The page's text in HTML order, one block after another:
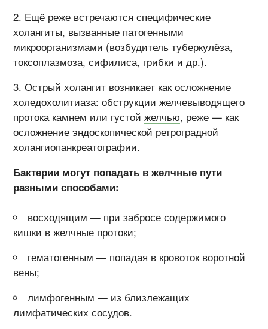
Ещё реже встречаются специфические
холангиты, вызванные патогенными
микроорганизмами (возбудитель туберкулёза,
токсоплазмоза, сифилиса, грибки и др.).
Острый холангит возникает как осложнение
холедохолитиаза: обструкции желчевыводящего
протока камнем или густойжелчью, реже — как
осложнение эндоскопической ретроградной
холангиопанкреатографии.
Бактерии могут попадать в желчные пути
разными способами:
восходящим — при забросе содержимого
кишки в желчные протоки;
гематогенным — попадая в кровоток воротной
вены;
лимфогенным — из близлежащих
лимфатических сосудов.